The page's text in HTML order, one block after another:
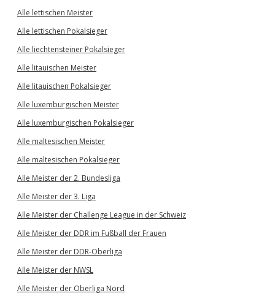
Alle lettischen Meister
Alle lettischen Pokalsieger
Alle liechtensteiner Pokalsieger
Alle litauischen Meister
Alle litauischen Pokalsieger
Alle luxemburgischen Meister
Alle luxemburgischen Pokalsieger
Alle maltesischen Meister
Alle maltesischen Pokalsieger
Alle Meister der 2. Bundesliga
Alle Meister der 3. Liga
Alle Meister der Challenge League in der Schweiz
Alle Meister der DDR im Fußball der Frauen
Alle Meister der DDR-Oberliga
Alle Meister der NWSL
Alle Meister der Oberliga Nord